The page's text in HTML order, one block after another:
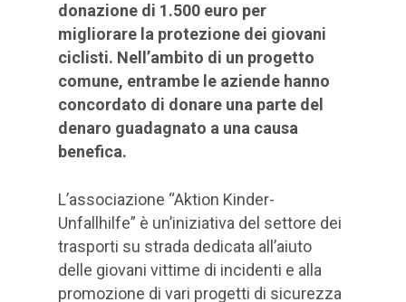
donazione di 1.500 euro per
migliorare la protezione dei giovani
ciclisti. Nell’ambito di un progetto
comune, entrambe le aziende hanno
concordato di donare una parte del
denaro guadagnato a una causa
benefica.
L’associazione “Aktion Kinder-
Unfallhilfe” è un’iniziativa del settore dei
trasporti su strada dedicata all’aiuto
delle giovani vittime di incidenti e alla
promozione di vari progetti di sicurezza